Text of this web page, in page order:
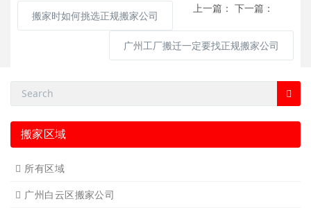
上一篇：
搬家时如何挑选正规搬家公司
下一篇：
广州工厂搬迁一定要找正规搬家公司
搬家区域
所有区域
广州白云区搬家公司